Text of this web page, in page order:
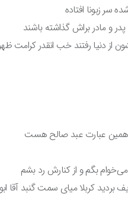
سر زبونا افتاده
و مادر براش گذاشته باشند
از دنیا رفتند خب انقدر
همین عبارت عبد صالح هست
بگم و از کنارش رد بشم
کربلا میای سمت گنبد آقا